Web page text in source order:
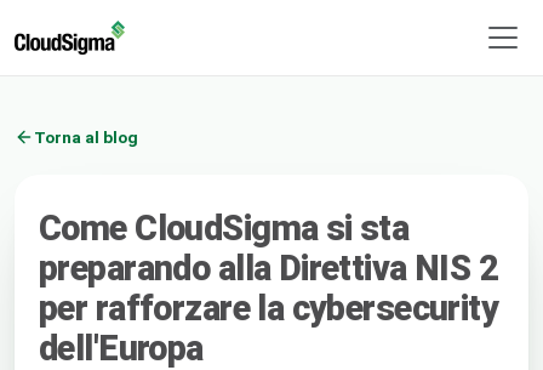
Torna al blog
Come CloudSigma si sta
preparando alla Direttiva NIS 2
per rafforzare la cybersecurity
dell'Europa